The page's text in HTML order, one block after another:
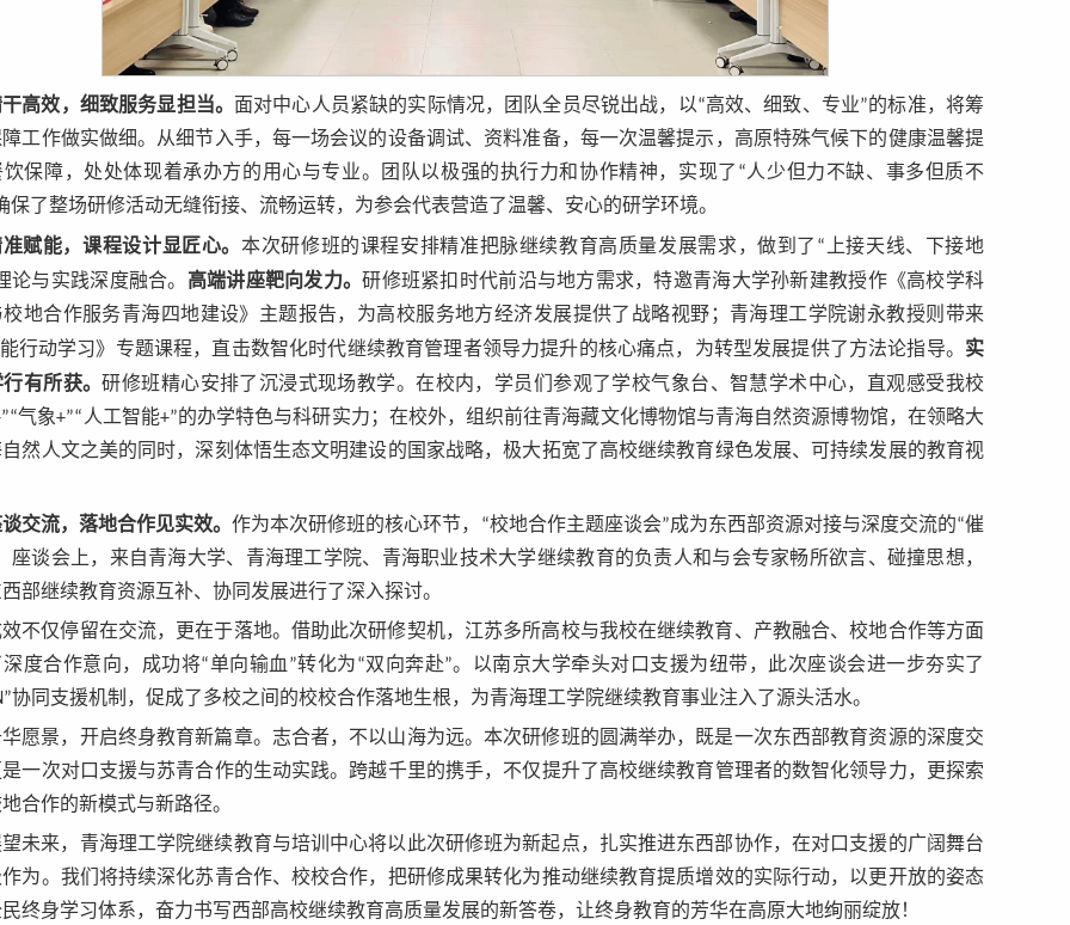
高效，细致服务显担当。 面对中心人员紧缺的实际情况，团队全员尽锐出战，以“高效、细致、专业”的标准，将筹
工作做实做细。从细节入手，每一场会议的设备调试、资料准备，每一次温馨提示，高原特殊气候下的健康温馨提
饮保障，处处体现着承办方的用心与专业。团队以极强的执行力和协作精神，实现了“人少但力不缺、事多但质不
保了整场研修活动无缝衔接、流畅运转，为参会代表营造了温馨、安心的研学环境。
赋能，课程设计显匠心。本次研修班的课程安排精准把脉继续教育高质量发展需求，做到了“上接天线、下接地
论与实践深度融合。 高端讲座靶向发力。研修班紧扣时代前沿与地方需求，特邀青海大学孙新建教授作《高校学科
地合作服务青海四地建设》主题报告，为高校服务地方经济发展提供了战略视野；青海理工学院谢永教授则带来
能行动学习》专题课程，直击数智化时代继续教育管理者领导力提升的核心痛点，为转型发展提供了方法论指导。 实
有所获。研修班精心安排了沉浸式现场教学。在校内，学员们参观了学校气象台、智慧学术中心，直观感受我校
气象+”“人工智能+”的办学特色与科研实力；在校外，组织前往青海藏文化博物馆与青海自然资源博物馆，在领略大
然人文之美的同时，深刻体悟生态文明建设的国家战略，极大拓宽了高校继续教育绿色发展、可持续发展的教育视
谈交流，落地合作见实效。作为本次研修班的核心环节，“校地合作主题座谈会”成为东西部资源对接与深度交流的“催
座谈会上，来自青海大学、青海理工学院、青海职业技术大学继续教育的负责人和与会专家畅所欲言、碰撞思想，
西部继续教育资源互补、协同发展进行了深入探讨。
效不仅停留在交流，更在于落地。借助此次研修契机，江苏多所高校与我校在继续教育、产教融合、校地合作等方面
度合作意向，成功将“单向输血”转化为“双向奔赴”。以南京大学牵头对口支援为纽带，此次座谈会进一步夯实了
协同支援机制，促成了多校之间的校校合作落地生根，为青海理工学院继续教育事业注入了源头活水。
愿景，开启终身教育新篇章。志合者，不以山海为远。本次研修班的圆满举办，既是一次东西部教育资源的深度交
一次对口支援与苏青合作的生动实践。跨越千里的携手，不仅提升了高校继续教育管理者的数智化领导力，更探索
合作的新模式与新路径。
望未来，青海理工学院继续教育与培训中心将以此次研修班为新起点，扎实推进东西部协作，在对口支援的广阔舞台
为。我们将持续深化苏青合作、校校合作，把研修成果转化为推动继续教育提质增效的实际行动，以更开放的姿态
终身学习体系，奋力书写西部高校继续教育高质量发展的新答卷，让终身教育的芳华在高原大地绚丽绽放！